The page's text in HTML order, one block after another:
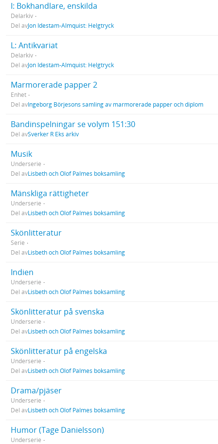
I: Bokhandlare, enskilda
Delarkiv
Del avJon Idestam-Almquist: Helgtryck
L: Antikvariat
Delarkiv
Del avJon Idestam-Almquist: Helgtryck
Marmorerade papper 2
Enhet
Del avIngeborg Börjesons samling av marmorerade papper och diplom
Bandinspelningar se volym 151:30
Del avSverker R Eks arkiv
Musik
Underserie
Del avLisbeth och Olof Palmes boksamling
Mänskliga rättigheter
Underserie
Del avLisbeth och Olof Palmes boksamling
Skönlitteratur
Serie
Del avLisbeth och Olof Palmes boksamling
Indien
Underserie
Del avLisbeth och Olof Palmes boksamling
Skönlitteratur på svenska
Underserie
Del avLisbeth och Olof Palmes boksamling
Skönlitteratur på engelska
Underserie
Del avLisbeth och Olof Palmes boksamling
Drama/pjäser
Underserie
Del avLisbeth och Olof Palmes boksamling
Humor (Tage Danielsson)
Underserie